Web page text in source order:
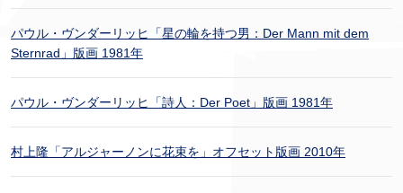
パウル・ヴンダーリッヒ「星の輪を持つ男：Der Mann mit dem
Sternrad」版画 1981年
パウル・ヴンダーリッヒ「詩人：Der Poet」版画 1981年
村上隆「アルジャーノンに花束を」オフセット版画 2010年